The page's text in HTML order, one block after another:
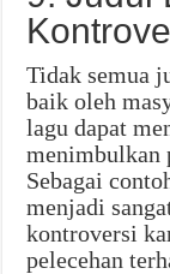
Tidak semua
baik oleh
lagu dapat
menimbulkan
Sebagai
menjadi
kontroversi
pelecehan